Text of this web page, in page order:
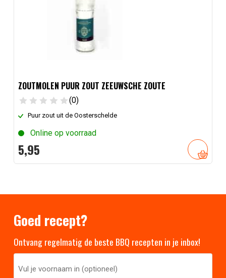
ZOUTMOLEN PUUR ZOUT ZEEUWSCHE ZOUTE
(0)
Puur zout uit de Oosterschelde
Online op voorraad
5,95
Goed recept?
Ontvang regelmatig de beste BBQ recepten in je inbox!